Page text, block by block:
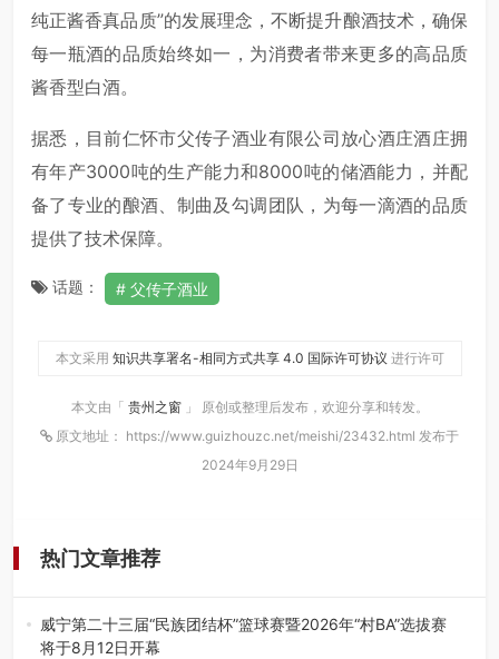
纯正酱香真品质”的发展理念，不断提升酿酒技术，确保
每一瓶酒的品质始终如一，为消费者带来更多的高品质
酱香型白酒。
据悉，目前仁怀市父传子酒业有限公司放心酒庄酒庄拥
有年产3000吨的生产能力和8000吨的储酒能力，并配
备了专业的酿酒、制曲及勾调团队，为每一滴酒的品质
提供了技术保障。
话题： 父传子酒业
本文采用 知识共享署名-相同方式共享 4.0 国际许可协议 进行许可
本文由「 贵州之窗 」 原创或整理后发布，欢迎分享和转发。
原文地址： https://www.guizhouzc.net/meishi/23432.html 发布于
2024年9月29日
热门文章推荐
威宁第二十三届“民族团结杯”篮球赛暨2026年“村BA”选拔赛
将于8月12日开幕